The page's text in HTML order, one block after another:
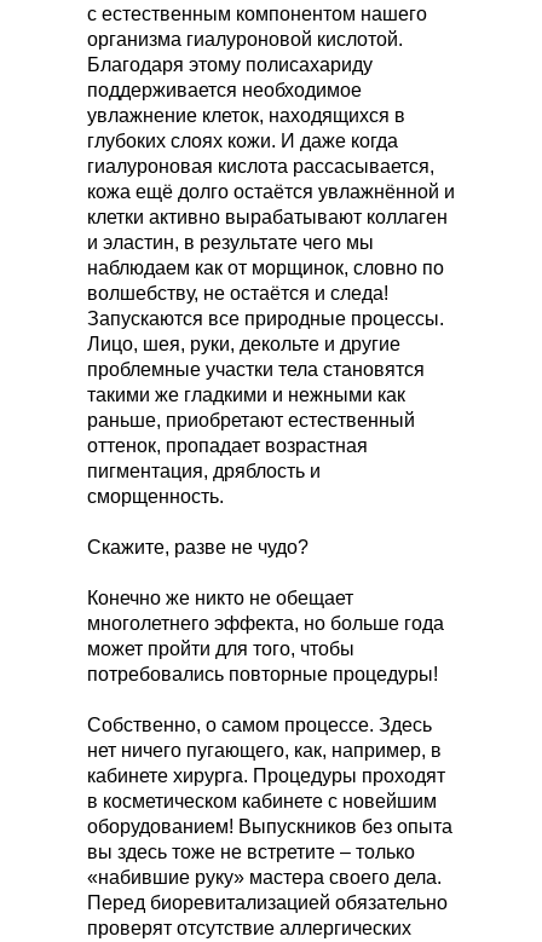
с естественным компонентом нашего
организма гиалуроновой кислотой.
Благодаря этому полисахариду
поддерживается необходимое
увлажнение клеток, находящихся в
глубоких слоях кожи. И даже когда
гиалуроновая кислота рассасывается,
кожа ещё долго остаётся увлажнённой и
клетки активно вырабатывают коллаген
и эластин, в результате чего мы
наблюдаем как от морщинок, словно по
волшебству, не остаётся и следа!
Запускаются все природные процессы.
Лицо, шея, руки, декольте и другие
проблемные участки тела становятся
такими же гладкими и нежными как
раньше, приобретают естественный
оттенок, пропадает возрастная
пигментация, дряблость и
сморщенность.
Скажите, разве не чудо?
Конечно же никто не обещает
многолетнего эффекта, но больше года
может пройти для того, чтобы
потребовались повторные процедуры!
Собственно, о самом процессе. Здесь
нет ничего пугающего, как, например, в
кабинете хирурга. Процедуры проходят
в косметическом кабинете с новейшим
оборудованием! Выпускников без опыта
вы здесь тоже не встретите – только
«набившие руку» мастера своего дела.
Перед биоревитализацией обязательно
проверят отсутствие аллергических